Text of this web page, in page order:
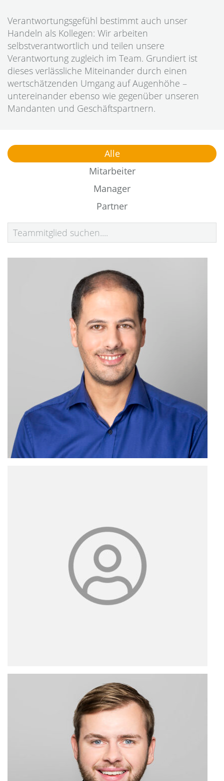
Verantwortungsgefühl bestimmt auch unser
Handeln als Kollegen: Wir arbeiten
selbstverantwortlich und teilen unsere
Verantwortung zugleich im Team. Grundiert ist
dieses verlässliche Miteinander durch einen
wertschätzenden Umgang auf Augenhöhe –
untereinander ebenso wie gegenüber unseren
Mandanten und Geschäftspartnern.
Alle
Mitarbeiter
Manager
Partner